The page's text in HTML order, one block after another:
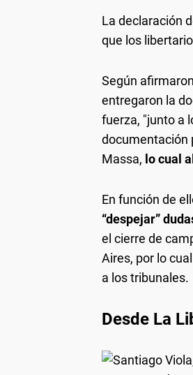
La declaración
que los
Según
entregaron la
fuerza, "junto a
documentación
Massa, lo cual
En función de
“despejar”
el cierre de
Aires, por lo
a los tribunales.
Desde La